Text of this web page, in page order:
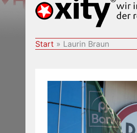
Start Laurin Braun